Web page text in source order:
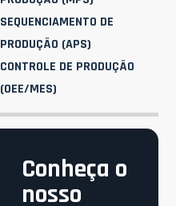
SEQUENCIAMENTO DE
PRODUÇÃO (APS)
CONTROLE DE PRODUÇÃO
(OEE/MES)
Conheça o
nosso